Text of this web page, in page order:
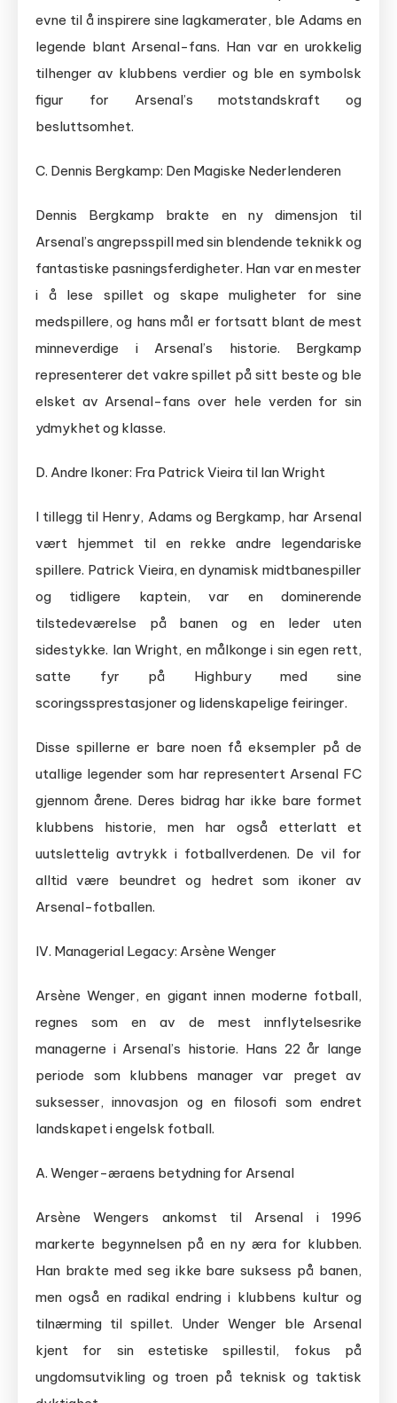
evne til å inspirere sine lagkamerater, ble Adams en
legende blant Arsenal-fans. Han var en urokkelig
tilhenger av klubbens verdier og ble en symbolsk
figur for Arsenal’s motstandskraft og
besluttsomhet.
C. Dennis Bergkamp: Den Magiske Nederlenderen
Dennis Bergkamp brakte en ny dimensjon til
Arsenal’s angrepsspill med sin blendende teknikk og
fantastiske pasningsferdigheter. Han var en mester
i å lese spillet og skape muligheter for sine
medspillere, og hans mål er fortsatt blant de mest
minneverdige i Arsenal’s historie. Bergkamp
representerer det vakre spillet på sitt beste og ble
elsket av Arsenal-fans over hele verden for sin
ydmykhet og klasse.
D. Andre Ikoner: Fra Patrick Vieira til Ian Wright
I tillegg til Henry, Adams og Bergkamp, har Arsenal
vært hjemmet til en rekke andre legendariske
spillere. Patrick Vieira, en dynamisk midtbanespiller
og tidligere kaptein, var en dominerende
tilstedeværelse på banen og en leder uten
sidestykke. Ian Wright, en målkonge i sin egen rett,
satte fyr på Highbury med sine
scoringssprestasjoner og lidenskapelige feiringer.
Disse spillerne er bare noen få eksempler på de
utallige legender som har representert Arsenal FC
gjennom årene. Deres bidrag har ikke bare formet
klubbens historie, men har også etterlatt et
uutslettelig avtrykk i fotballverdenen. De vil for
alltid være beundret og hedret som ikoner av
Arsenal-fotballen.
IV. Managerial Legacy: Arsène Wenger
Arsène Wenger, en gigant innen moderne fotball,
regnes som en av de mest innflytelsesrike
managerne i Arsenal’s historie. Hans 22 år lange
periode som klubbens manager var preget av
suksesser, innovasjon og en filosofi som endret
landskapet i engelsk fotball.
A. Wenger-æraens betydning for Arsenal
Arsène Wengers ankomst til Arsenal i 1996
markerte begynnelsen på en ny æra for klubben.
Han brakte med seg ikke bare suksess på banen,
men også en radikal endring i klubbens kultur og
tilnærming til spillet. Under Wenger ble Arsenal
kjent for sin estetiske spillestil, fokus på
ungdomsutvikling og troen på teknisk og taktisk